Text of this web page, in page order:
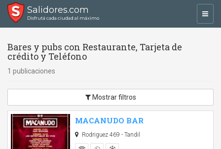
Salidores.com
Disfrutá cada ciudad al máximo
Bares y pubs con Restaurante, Tarjeta de
crédito y Teléfono
1 publicaciones
Mostrar filtros
MACANUDO BAR
Rodriguez 469 - Tandil